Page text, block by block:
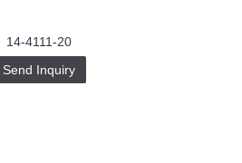
14-4111-20
Send Inquiry